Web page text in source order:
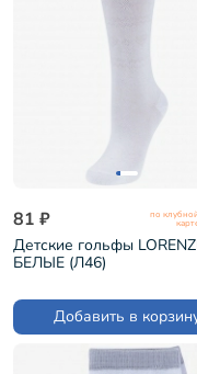
81 ₽ по клубной
Детские гольфы
БЕЛЫЕ (Л46)
Добавить в